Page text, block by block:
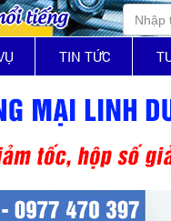
tiếng
TIN TỨC